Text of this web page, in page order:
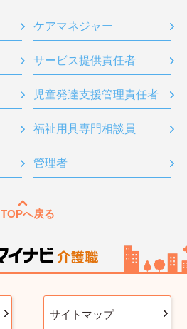
ケアマネジャー
サービス提供責任者
児童発達支援管理責任者
福祉用具専門相談員
管理者
TOPへ戻る
サイトマップ